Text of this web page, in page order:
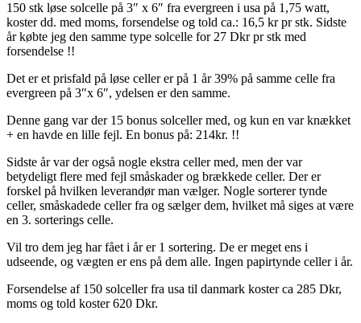
150 stk løse solcelle på 3″ x 6″ fra evergreen i usa på 1,75 watt,
koster dd. med moms, forsendelse og told ca.: 16,5 kr pr stk. Sidste
år købte jeg den samme type solcelle for 27 Dkr pr stk med
forsendelse !!
Det er et prisfald på løse celler er på 1 år 39% på samme celle fra
evergreen på 3″x 6″, ydelsen er den samme.
Denne gang var der 15 bonus solceller med, og kun en var knækket
+ en havde en lille fejl. En bonus på: 214kr. !!
Sidste år var der også nogle ekstra celler med, men der var
betydeligt flere med fejl småskader og brækkede celler. Der er
forskel på hvilken leverandør man vælger. Nogle sorterer tynde
celler, småskadede celler fra og sælger dem, hvilket må siges at være
en 3. sorterings celle.
Vil tro dem jeg har fået i år er 1 sortering. De er meget ens i
udseende, og vægten er ens på dem alle. Ingen papirtynde celler i år.
Forsendelse af 150 solceller fra usa til danmark koster ca 285 Dkr,
moms og told koster 620 Dkr.